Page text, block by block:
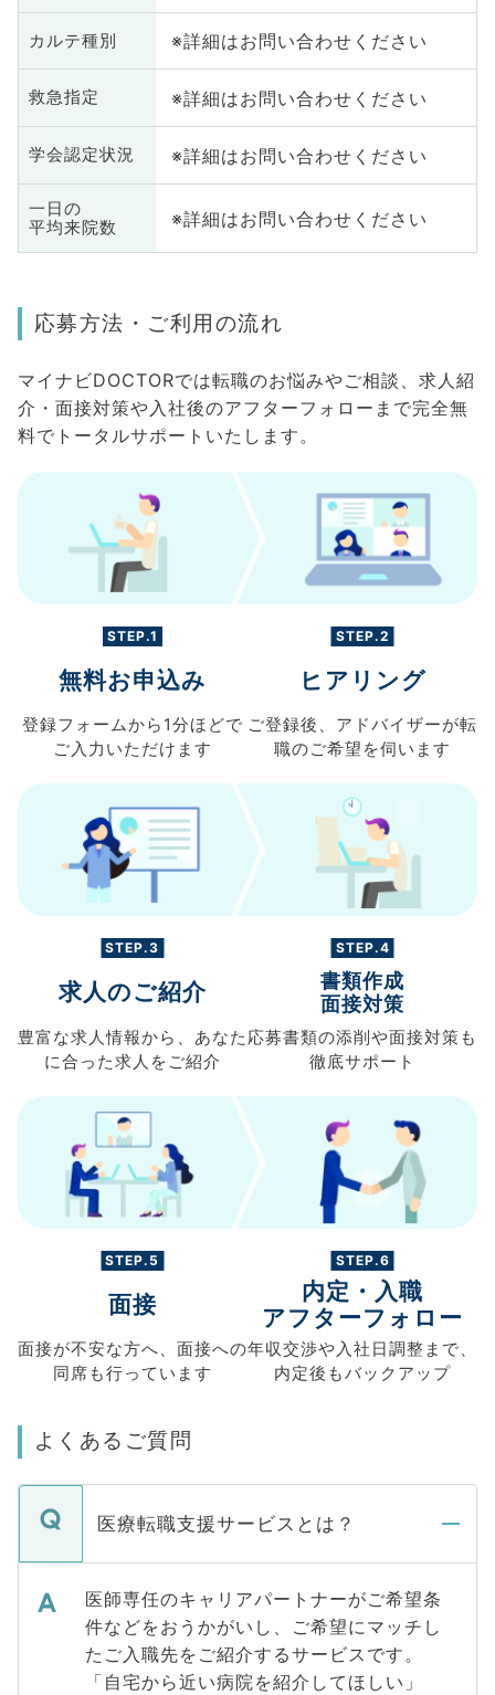
カルテ種別 ※詳細はお問い合わせください
救急指定 ※詳細はお問い合わせください
学会認定状況 ※詳細はお問い合わせください
一日の
平均来院数
※詳細はお問い合わせください
応募方法・ご利用の流れ
マイナビDOCTORでは転職のお悩みやご相談、求人紹
介・面接対策や入社後のアフターフォローまで完全無
料でトータルサポートいたします。
STEP.1
無料お申込み
登録フォームから 1分ほどで
ご入力 いただけます
STEP.2
ヒアリング
ご登録後、 アドバイザーが転
職のご希望を伺います
STEP.3
求人のご紹介
豊富な求人情報から、 あなた
に合った求人を ご紹介
STEP.4
書類作成
面接対策
応募書類の添削や面接対策も
徹底サポート
STEP.5
面接
面接が不安な方へ、 面接への
同席も行っています
STEP.6
内定・入職
アフターフォロー
年収交渉や入社日調整まで、
内定後もバックアップ
よくあるご質問
医療転職支援サービスとは？
医師専任のキャリアパートナーがご希望条
件などをおうかがいし、ご希望にマッチし
たご入職先をご紹介するサービスです。
「自宅から近い病院を紹介してほしい」